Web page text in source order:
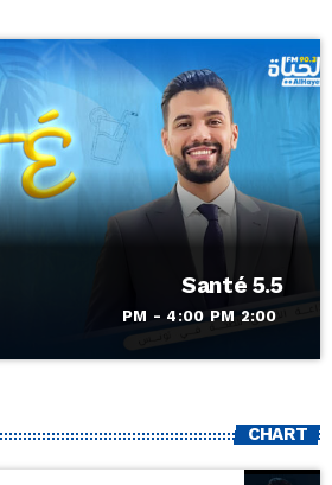
Santé 5.5
2:00 PM - 4:00 PM
CHART